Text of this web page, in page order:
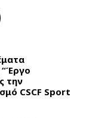
την
CSCF Sport